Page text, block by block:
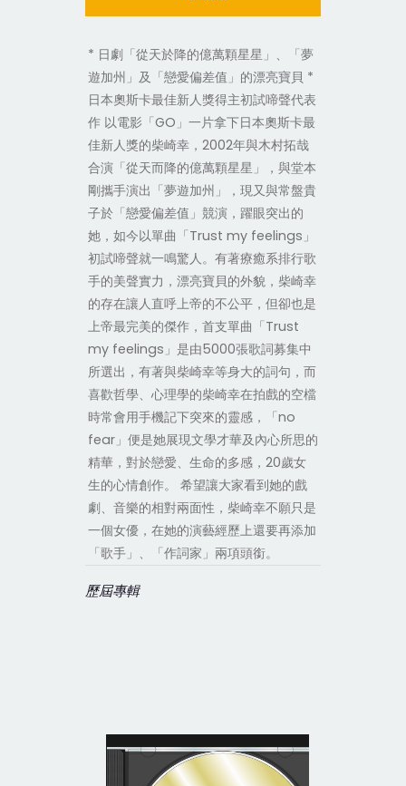
* 日劇「從天於降的億萬顆星星」、「夢
遊加州」及「戀愛偏差值」的漂亮寶貝 *
日本奧斯卡最佳新人獎得主初試啼聲代表
作 以電影「GO」一片拿下日本奧斯卡最
佳新人獎的柴崎幸，2002年與木村拓哉
合演「從天而降的億萬顆星星」，與堂本
剛攜手演出「夢遊加州」，現又與常盤貴
子於「戀愛偏差值」競演，躍眼突出的
她，如今以單曲「Trust my feelings」
初試啼聲就一鳴驚人。有著療癒系排行歌
手的美聲實力，漂亮寶貝的外貌，柴崎幸
的存在讓人直呼上帝的不公平，但卻也是
上帝最完美的傑作，首支單曲「Trust
my feelings」是由5000張歌詞募集中
所選出，有著與柴崎幸等身大的詞句，而
喜歡哲學、心理學的柴崎幸在拍戲的空檔
時常會用手機記下突來的靈感，「no
fear」便是她展現文學才華及內心所思的
精華，對於戀愛、生命的多感，20歲女
生的心情創作。 希望讓大家看到她的戲
劇、音樂的相對兩面性，柴崎幸不願只是
一個女優，在她的演藝經歷上還要再添加
「歌手」、「作詞家」兩項頭銜。
歷屆專輯